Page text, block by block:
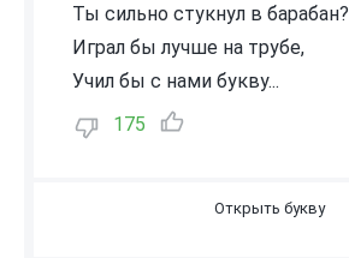
Ты сильно стукнул в барабан?
Играл бы лучше на трубе,
Учил бы с нами букву...
175